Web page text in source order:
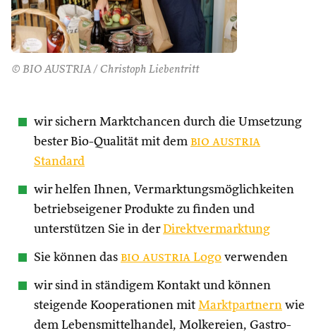
© BIO AUSTRIA / Christoph Liebentritt
wir sichern Marktchancen durch die Umsetzung
bester Bio-Qualität mit dem bio austria
Standard
wir helfen Ihnen, Vermarktungsmöglichkeiten
betriebseigener Produkte zu finden und
unterstützen Sie in derDirektvermarktung
Sie können das bio austria Logo verwenden
wir sind in ständigem Kontakt und können
steigende Kooperationen mit Marktpartnern wie
dem Lebensmittelhandel, Molkereien, Gastro-